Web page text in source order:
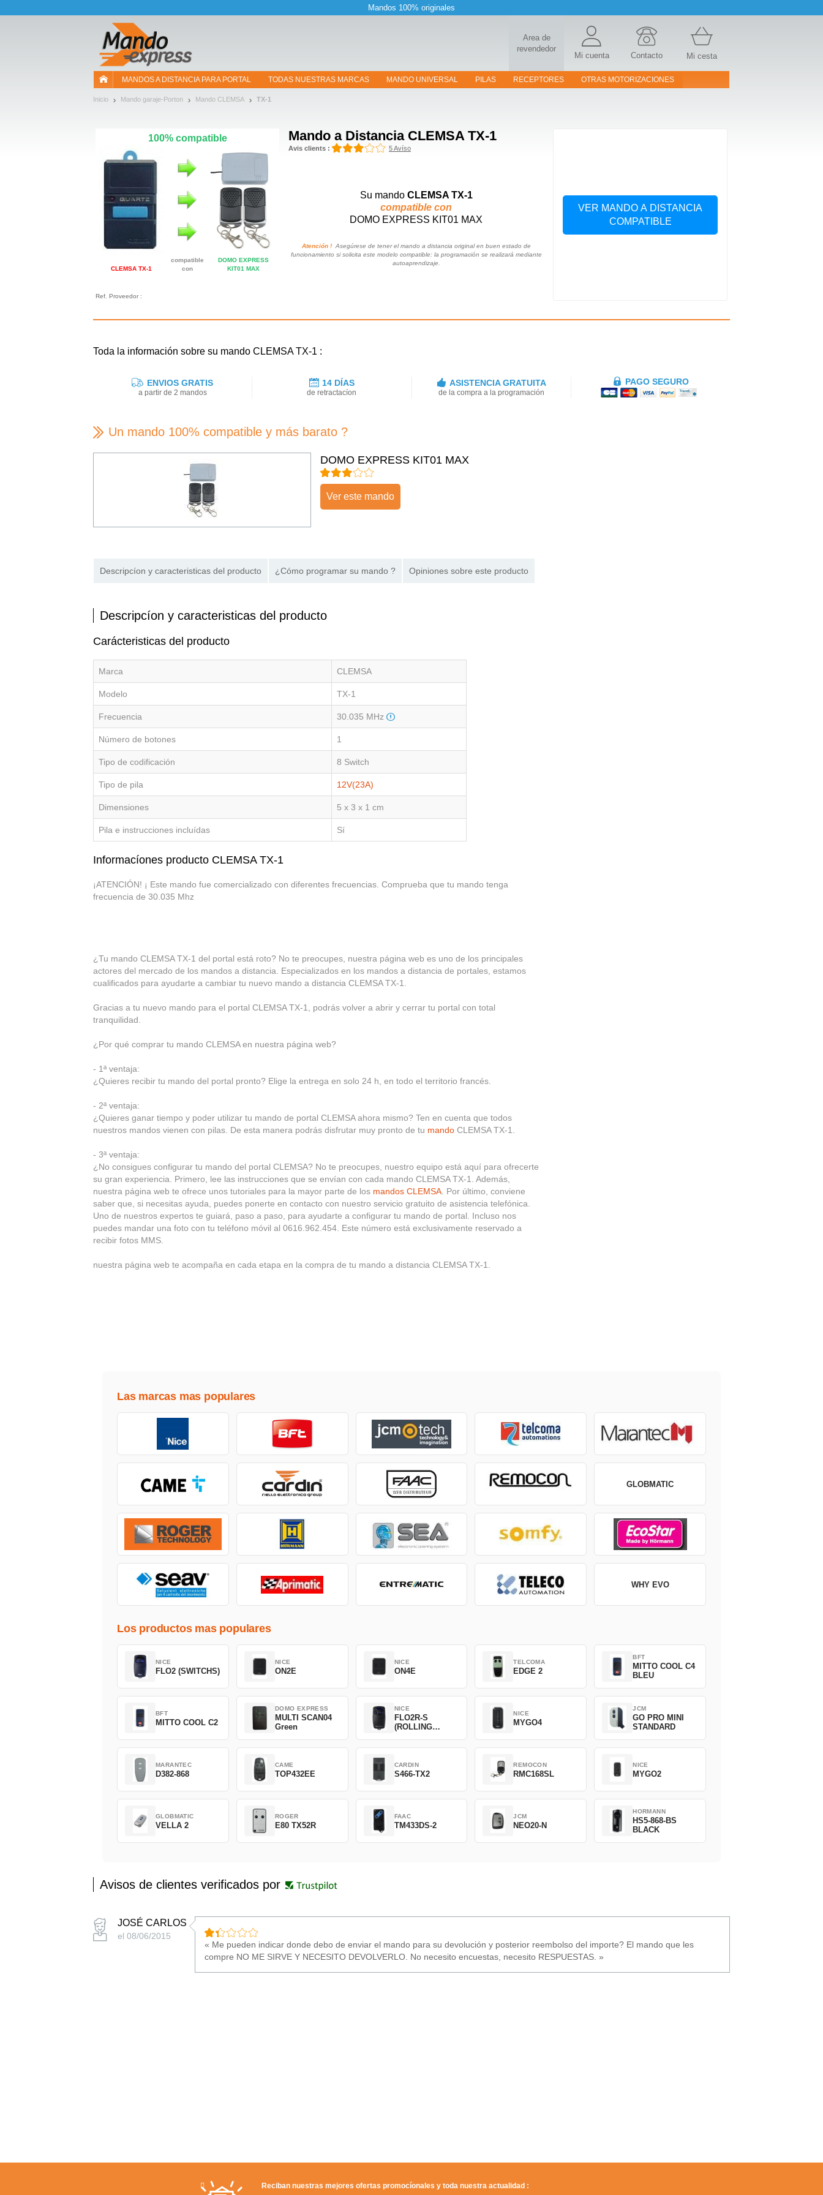
Mandos 100% originales
Area de
revendedor
Mi cuenta Contacto Mi cesta
MANDOS A DISTANCIA PARA PORTAL TODAS NUESTRAS MARCAS MANDO UNIVERSAL PILAS RECEPTORES OTRAS MOTORIZACIONES
Inicio Mando garaje-Porton Mando CLEMSA TX-1
Mando a DistanciaCLEMSA TX-1
Avis clients : 5 Avíso
100% compatible
CLEMSA TX-1
compatible
con
DOMO EXPRESS
KIT01 MAX
Su mando CLEMSA TX-1
compatible con
DOMO EXPRESS KIT01 MAX
Atención !Asegúrese de tener el mando a distancia original en buen estado de
funcionamiento si solicita este modelo compatible: la programación se realizará mediante
autoaprendizaje.
VER MANDO A DISTANCIA
COMPATIBLE
Ref. Proveedor :
Toda la información sobre su mando CLEMSA TX-1 :
ENVIOS GRATIS
a partir de 2 mandos
14 DÍAS
de retractacíon
ASISTENCIA GRATUITA
de la compra a la programación
PAGO SEGURO
Un mando 100% compatible y más barato ?
DOMO EXPRESS KIT01 MAX
Ver este mando
Descripcíon y caracteristicas del producto ¿Cómo programar su mando ? Opiniones sobre este producto
Descripcíon y caracteristicas del producto
Carácteristicas del producto
Marca CLEMSA
Modelo TX-1
Frecuencia 30.035 MHz
Número de botones 1
Tipo de codificación 8 Switch
Tipo de pila 12V(23A)
Dimensiones 5 x 3 x 1 cm
Pila e instrucciones incluídas Sí
Informacíones producto CLEMSA TX-1
¡ATENCIÓN! ¡ Este mando fue comercializado con diferentes frecuencias. Comprueba que tu mando tenga
frecuencia de 30.035 Mhz
¿Tu mando CLEMSA TX-1 del portal está roto? No te preocupes, nuestra página web es uno de los principales
actores del mercado de los mandos a distancia. Especializados en los mandos a distancia de portales, estamos
cualificados para ayudarte a cambiar tu nuevo mando a distancia CLEMSA TX-1.
Gracias a tu nuevo mando para el portal CLEMSA TX-1, podrás volver a abrir y cerrar tu portal con total
tranquilidad.
¿Por qué comprar tu mando CLEMSA en nuestra página web?
- 1ª ventaja:
¿Quieres recibir tu mando del portal pronto? Elige la entrega en solo 24 h, en todo el territorio francés.
- 2ª ventaja:
¿Quieres ganar tiempo y poder utilizar tu mando de portal CLEMSA ahora mismo? Ten en cuenta que todos
nuestros mandos vienen con pilas. De esta manera podrás disfrutar muy pronto de tu mando CLEMSA TX-1.
- 3ª ventaja:
¿No consigues configurar tu mando del portal CLEMSA? No te preocupes, nuestro equipo está aquí para ofrecerte
su gran experiencia. Primero, lee las instrucciones que se envían con cada mando CLEMSA TX-1. Además,
nuestra página web te ofrece unos tutoriales para la mayor parte de los mandos CLEMSA. Por último, conviene
saber que, si necesitas ayuda, puedes ponerte en contacto con nuestro servicio gratuito de asistencia telefónica.
Uno de nuestros expertos te guiará, paso a paso, para ayudarte a configurar tu mando de portal. Incluso nos
puedes mandar una foto con tu teléfono móvil al 0616.962.454. Este número está exclusivamente reservado a
recibir fotos MMS.
nuestra página web te acompaña en cada etapa en la compra de tu mando a distancia CLEMSA TX-1.
Las marcas mas populares
GLOBMATIC
WHY EVO
Los productos mas populares
NICE
FLO2 (SWITCHS)
NICE
ON2E
NICE
ON4E
TELCOMA
EDGE 2
BFT
MITTO COOL C4
BLEU
BFT
MITTO COOL C2
DOMO EXPRESS
MULTI SCAN04
Green
NICE
FLO2R-S
(ROLLING
NICE
MYGO4
JCM
GO PRO MINI
STANDARD
MARANTEC
D382-868
CAME
TOP432EE
CARDIN
S466-TX2
REMOCON
RMC168SL
NICE
MYGO2
GLOBMATIC
VELLA 2
ROGER
E80 TX52R
FAAC
TM433DS-2
JCM
NEO20-N
HORMANN
HS5-868-BS
BLACK
Avisos de clientes verificados por
JOSÉ CARLOS
el 08/06/2015
« Me pueden indicar donde debo de enviar el mando para su devolución y posterior reembolso del importe? El mando que les
compre NO ME SIRVE Y NECESITO DEVOLVERLO. No necesito encuestas, necesito RESPUESTAS. »
Reciban nuestras mejores ofertas promocíonales y toda nuestra actualidad :